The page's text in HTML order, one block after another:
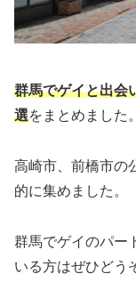
群馬でゲイと出会
選をまとめました。
高崎市、前橋市の
的に集めました。
群馬でゲイのパー
いる方はぜひどう